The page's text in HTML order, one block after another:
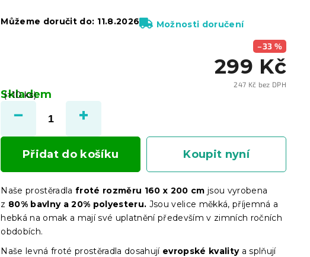
–33 %
299 Kč
247 Kč bez DPH
Skladem
(>10 ks)
Můžeme doručit do: 11.8.2026 Možnosti doručení
Přidat do košíku Koupit nyní
Naše prostěradla froté rozměru 160 x 200 cmjsou vyrobena
z 80% bavlny a 20% polyesteru. Jsou velice měkká, příjemná a
hebká na omak a mají své uplatnění především v zimních ročních
obdobích.
Naše levná froté prostěradla dosahujíevropské kvalitya splňují